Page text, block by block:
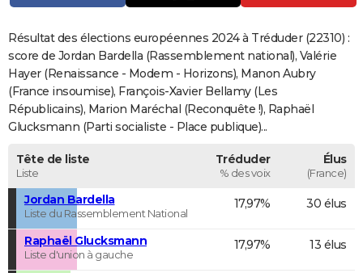
Dictionnaire
Biographies
Citations
Expressions
Proverbes
PROGRAMME TV
COPAINS D'AVANT
S'inscrire
Se connecter
Lycées
Collèges
Primaires
Universités
Entreprises
Service militaire
Avis de recherche
AVIS DE DÉCÈS
FORUM
Résultat des élections européennes 2024 à Tréduder (22310) :
score de Jordan Bardella (Rassemblement national), Valérie
Hayer (Renaissance - Modem - Horizons), Manon Aubry
(France insoumise), François-Xavier Bellamy (Les
Républicains), Marion Maréchal (Reconquête !), Raphaël
Glucksmann (Parti socialiste - Place publique)...
Tête de liste
Liste
Tréduder
% des voix
Élus
(France)
Jordan Bardella
Liste du Rassemblement National
17,97% 30 élus
Raphaël Glucksmann
Liste d'union à gauche
17,97% 13 élus